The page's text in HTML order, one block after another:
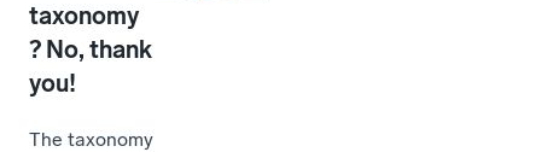
taxonomy
? No, thank
you!
The taxonomy